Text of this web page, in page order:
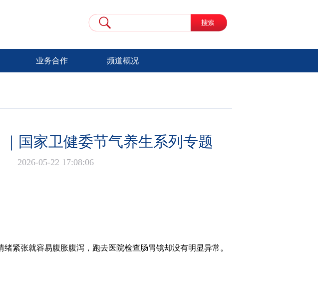
业务合作 频道概况
国家卫健委节气养生系列专题
2026-05-22 17:08:06
紧张就容易腹胀腹泻，跑去医院检查肠胃镜却没有明显异常。